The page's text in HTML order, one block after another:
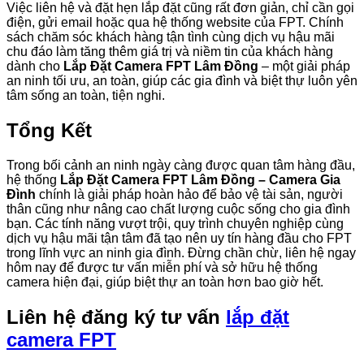
Việc liên hệ và đặt hẹn lắp đặt cũng rất đơn giản, chỉ cần gọi
điện, gửi email hoặc qua hệ thống website của FPT. Chính
sách chăm sóc khách hàng tận tình cùng dịch vụ hậu mãi
chu đáo làm tăng thêm giá trị và niềm tin của khách hàng
dành cho Lắp Đặt Camera FPT Lâm Đồng – một giải pháp
an ninh tối ưu, an toàn, giúp các gia đình và biệt thự luôn yên
tâm sống an toàn, tiện nghi.
Tổng Kết
Trong bối cảnh an ninh ngày càng được quan tâm hàng đầu,
hệ thống Lắp Đặt Camera FPT Lâm Đồng – Camera Gia
Đình chính là giải pháp hoàn hảo để bảo vệ tài sản, người
thân cũng như nâng cao chất lượng cuộc sống cho gia đình
bạn. Các tính năng vượt trội, quy trình chuyên nghiệp cùng
dịch vụ hậu mãi tận tâm đã tạo nên uy tín hàng đầu cho FPT
trong lĩnh vực an ninh gia đình. Đừng chần chừ, liên hệ ngay
hôm nay để được tư vấn miễn phí và sở hữu hệ thống
camera hiện đại, giúp biệt thự an toàn hơn bao giờ hết.
Liên hệ đăng ký tư vấn lắp đặt
camera FPT